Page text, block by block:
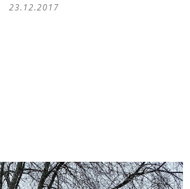
23.12.2017